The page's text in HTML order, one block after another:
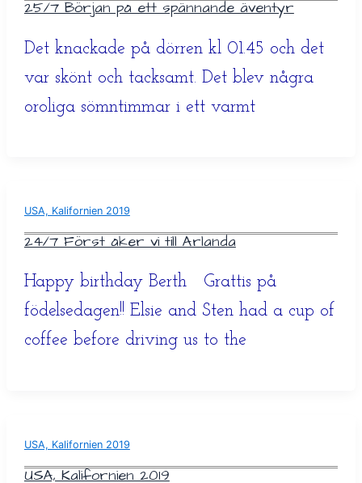
25/7 Början på ett spännande äventyr
Det knackade på dörren kl 01.45 och det
var skönt och tacksamt. Det blev några
oroliga sömntimmar i ett varmt
USA, Kalifornien 2019
24/7 Först åker vi till Arlanda
Happy birthday Berth Grattis på
födelsedagen!! Elsie and Sten had a cup of
coffee before driving us to the
USA, Kalifornien 2019
USA, Kalifornien 2019